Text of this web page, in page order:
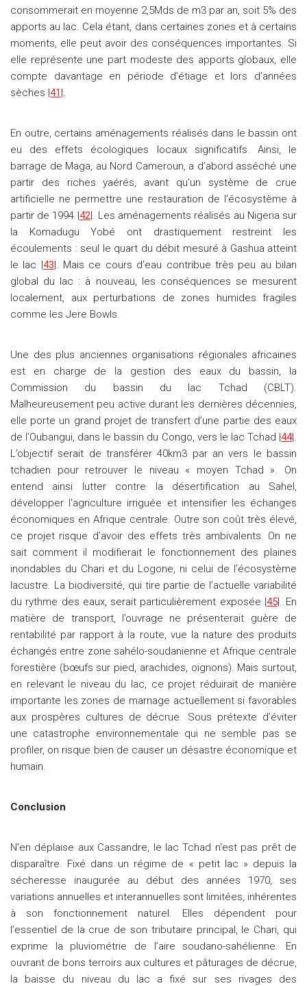
consommerait en moyenne 2,5Mds de m3 par an, soit 5% des
apports au lac. Cela étant, dans certaines zones et à certains
moments, elle peut avoir des conséquences importantes. Si
elle représente une part modeste des apports globaux, elle
compte davantage en période d’étiage et lors d’années
sèches |41 |.
En outre, certains aménagements réalisés dans le bassin ont
eu des effets écologiques locaux significatifs. Ainsi, le
barrage de Maga, au Nord Cameroun, a d’abord asséché une
partir des riches yaérés, avant qu’un système de crue
artificielle ne permettre une restauration de l’écosystème à
partir de 1994 |42|. Les aménagements réalisés au Nigeria sur
la Komadugu Yobé ont drastiquement restreint les
écoulements : seul le quart du débit mesuré à Gashua atteint
le lac |43|. Mais ce cours d’eau contribue très peu au bilan
global du lac : à nouveau, les conséquences se mesurent
localement, aux perturbations de zones humides fragiles
comme les Jere Bowls.
Une des plus anciennes organisations régionales africaines
est en charge de la gestion des eaux du bassin, la
Commission du bassin du lac Tchad (CBLT).
Malheureusement peu active durant les dernières décennies,
elle porte un grand projet de transfert d’une partie des eaux
de l’Oubangui, dans le bassin du Congo, vers le lac Tchad |44|.
L’objectif serait de transférer 40km3 par an vers le bassin
tchadien pour retrouver le niveau « moyen Tchad ». On
entend ainsi lutter contre la désertification au Sahel,
développer l’agriculture irriguée et intensifier les échanges
économiques en Afrique centrale. Outre son coût très élevé,
ce projet risque d’avoir des effets très ambivalents. On ne
sait comment il modifierait le fonctionnement des plaines
inondables du Chari et du Logone, ni celui de l’écosystème
lacustre. La biodiversité, qui tire partie de l’actuelle variabilité
du rythme des eaux, serait particulièrement exposée |45|. En
matière de transport, l’ouvrage ne présenterait guère de
rentabilité par rapport à la route, vue la nature des produits
échangés entre zone sahélo-soudanienne et Afrique centrale
forestière (bœufs sur pied, arachides, oignons). Mais surtout,
en relevant le niveau du lac, ce projet réduirait de manière
importante les zones de marnage actuellement si favorables
aux prospères cultures de décrue. Sous prétexte d’éviter
une catastrophe environnementale qui ne semble pas se
profiler, on risque bien de causer un désastre économique et
humain.
Conclusion
N’en déplaise aux Cassandre, le lac Tchad n’est pas prêt de
disparaître. Fixé dans un régime de « petit lac » depuis la
sécheresse inaugurée au début des années 1970, ses
variations annuelles et interannuelles sont limitées, inhérentes
à son fonctionnement naturel. Elles dépendent pour
l’essentiel de la crue de son tributaire principal, le Chari, qui
exprime la pluviométrie de l’aire soudano-sahélienne. En
ouvrant de bons terroirs aux cultures et pâturages de décrue,
la baisse du niveau du lac a fixé sur ses rivages des